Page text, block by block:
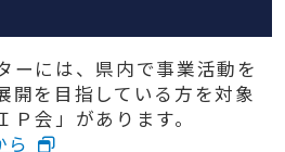
ーには、県内で事業活動を
開を目指している方を対象
会」があります。
ら